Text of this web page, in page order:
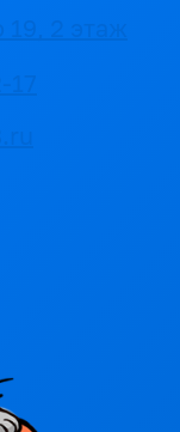
2 этаж